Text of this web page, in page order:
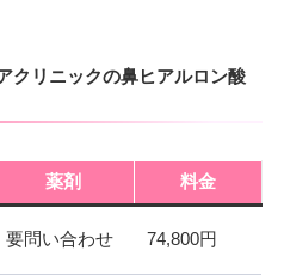
クリニックの鼻ヒアルロン酸
薬剤 料金
要問い合わせ 74,800円